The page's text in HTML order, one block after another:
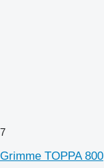
7
Grimme TOPPA 800